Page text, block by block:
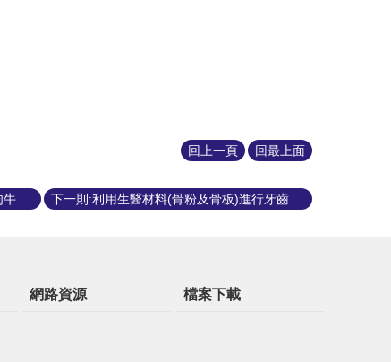
回上一頁 回最上面
上一則:利用 SNP 晶片進行台灣安格斯肉牛屠體性狀基因之分析 下一則:利用生醫材料(骨粉及骨板)進行牙齒及脊椎矯正模式之建立
網路資源 檔案下載